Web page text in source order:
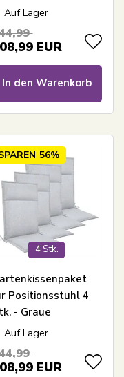
mit 5 cm
Komfort
Auf Lager
EUR
In den Warenkorb
4 Stk.
56%
Positionsstuhl 4
- Graue
Kissen mit 5
Komfortschaum
Auf Lager
EUR